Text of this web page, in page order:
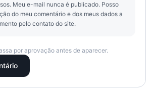
Meu e-mail nunca é publicado. Posso
do meu comentário e dos meus dados a
pelo contato do site.
por aprovação antes de aparecer.